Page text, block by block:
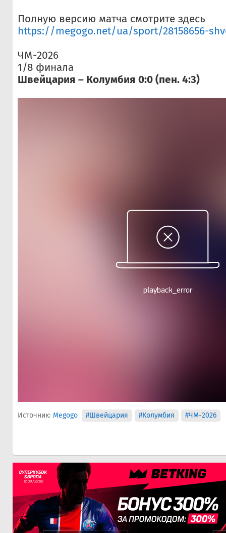
Полную версию матча смотрите здесь
https://megogo.net/ua/sport/28158656-
ЧМ-2026
1/8 финала
Швейцария – Колумбия 0:0 (пен. 4:3)
Источник: Megogo #Швейцария #Колумбия #ЧМ-2026